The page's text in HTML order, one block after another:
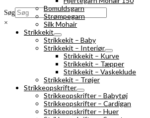
Søg
×
Bomuldsgarn
Strømpegarn
Silk Mohair
Strikkekit
Strikkekit – Baby
Strikkekit – Interiør
Strikkekit – Kurve
Strikkekit – Tæpper
Strikkekit – Vaskeklude
Strikkekit – Trøjer
Strikkeopskrifter
Strikkeopskrifter – Babytøj
Strikkeopskrifter – Cardigan
Strikkeopskrifter – Huer